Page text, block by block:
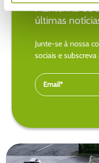
Mantenha-se
últimas
Junte-se à nossa
sociais e